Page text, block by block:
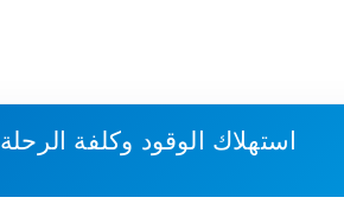
استهلاك الوقود وكلفة الرحلة